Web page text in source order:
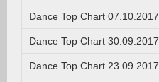
Dance Top Chart 07.10.2017.
Dance Top Chart 30.09.2017.
Dance Top Chart 23.09.2017.